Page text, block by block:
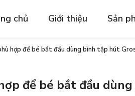
chủ Giới thiệu Sản
hợp để bé bắt đầu dùng bình tập hút
để bé bắt đầu